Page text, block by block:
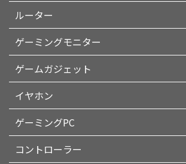
ルーター
ゲーミングモニター
ゲームガジェット
イヤホン
ゲーミングPC
コントローラー